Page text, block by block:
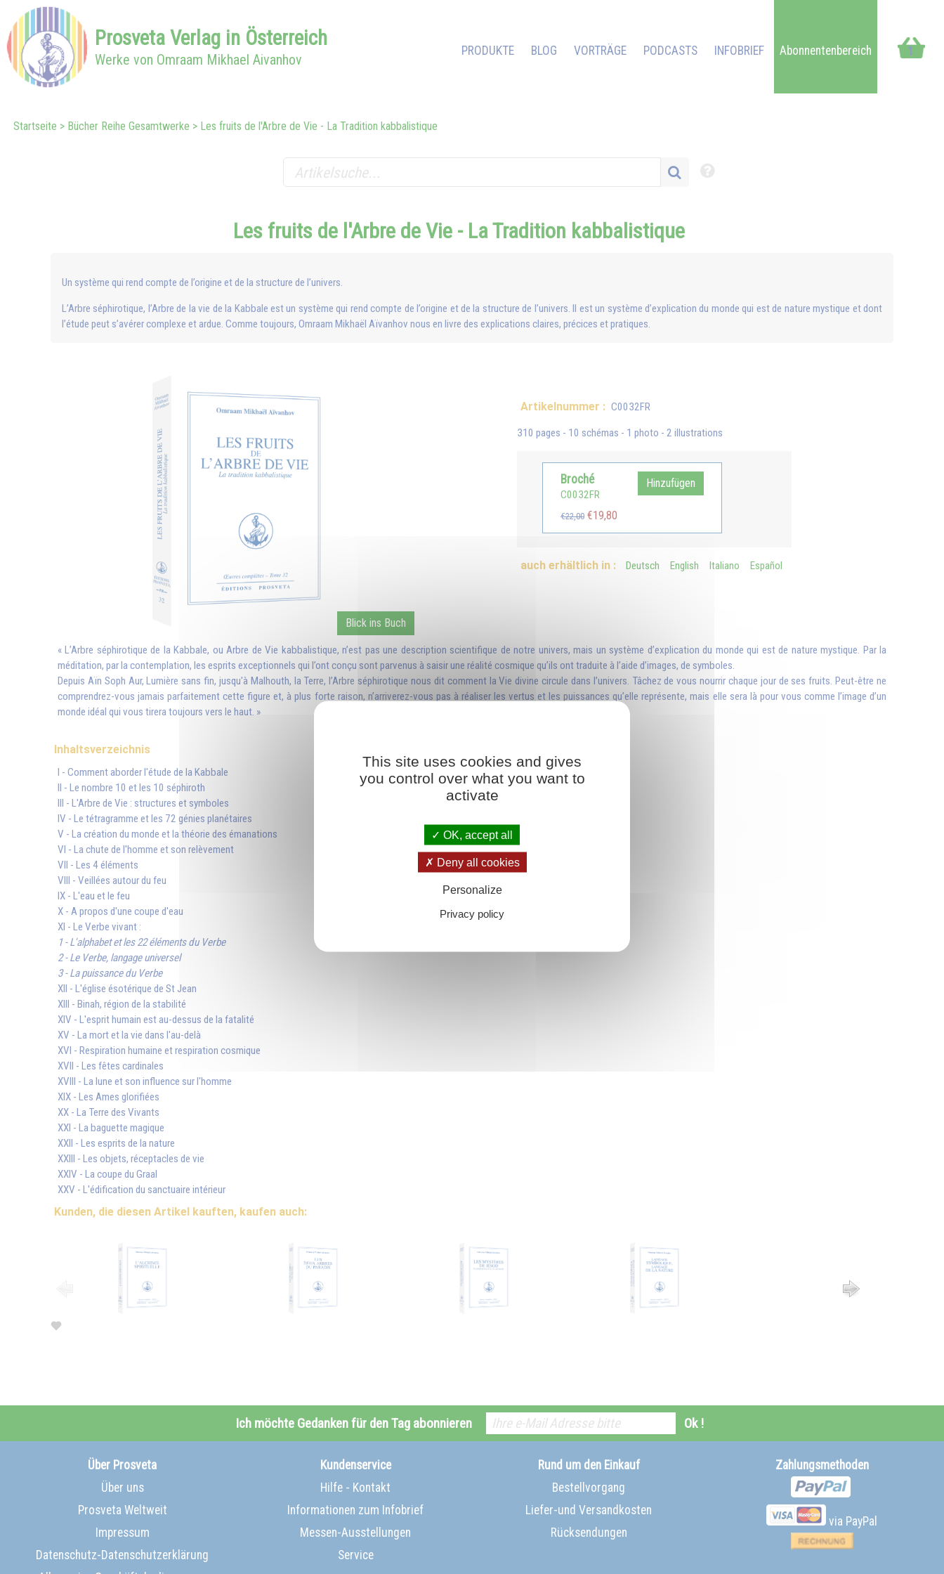
Prosveta Verlag in Österreich
Werke von Omraam Mikhael Aivanhov
PRODUKTE BLOG VORTRÄGE PODCASTS INFOBRIEF 1
Abonnentenbereich
Startseite Bücher Reihe Gesamtwerke Les fruits de l'Arbre de Vie - La Tradition kabbalistique
Les fruits de l'Arbre de Vie - La Tradition kabbalistique
Un système qui rend compte de l’origine et de la structure de l’univers.
L’Arbre séphirotique, l’Arbre de la vie de la Kabbale est un système qui rend compte de l’origine et de la structure de l’univers. Il est un système d’explication du monde qui est de nature mystique et dont
l’étude peut s’avérer complexe et ardue. Comme toujours, Omraam Mikhaël Aïvanhov nous en livre des explications claires, précices et pratiques.
Blick ins Buch
Artikelnummer : C0032FR
310 pages - 10 schémas - 1 photo - 2 illustrations
Broché
C0032FR
€22,00€19,80
Hinzufügen
auch erhältlich in : Deutsch English Italiano Español
« L’Arbre séphirotique de la Kabbale, ou Arbre de Vie kabbalistique, n’est pas une description scientifique de notre univers, mais un système d’explication du monde qui est de nature mystique. Par la
méditation, par la contemplation, les esprits exceptionnels qui l’ont conçu sont parvenus à saisir une réalité cosmique qu’ils ont traduite à l’aide d’images, de symboles.
Depuis Aïn Soph Aur, Lumière sans fin, jusqu'à Malhouth, la Terre, l’Arbre séphirotique nous dit comment la Vie divine circule dans l’univers. Tâchez de vous nourrir chaque jour de ses fruits. Peut-être ne
comprendrez-vous jamais parfaitement cette figure et, à plus forte raison, n’arriverez-vous pas à réaliser les vertus et les puissances qu’elle représente, mais elle sera là pour vous comme l’image d’un
monde idéal qui vous tirera toujours vers le haut. »
Inhaltsverzeichnis
I - Comment aborder l'étude de la Kabbale
II - Le nombre 10 et les 10 séphiroth
III - L'Arbre de Vie : structures et symboles
IV - Le tétragramme et les 72 génies planétaires
V - La création du monde et la théorie des émanations
VI - La chute de l'homme et son relèvement
VII - Les 4 éléments
VIII - Veillées autour du feu
IX - L'eau et le feu
X - A propos d'une coupe d'eau
XI - Le Verbe vivant :
1 - L'alphabet et les 22 éléments du Verbe
2 - Le Verbe, langage universel
3 - La puissance du Verbe
XII - L'église ésotérique de St Jean
XIII - Binah, région de la stabilité
XIV - L'esprit humain est au-dessus de la fatalité
XV - La mort et la vie dans l'au-delà
XVI - Respiration humaine et respiration cosmique
XVII - Les fêtes cardinales
XVIII - La lune et son influence sur l'homme
XIX - Les Ames glorifiées
XX - La Terre des Vivants
XXI - La baguette magique
XXII - Les esprits de la nature
XXIII - Les objets, réceptacles de vie
XXIV - La coupe du Graal
XXV - L'édification du sanctuaire intérieur
Kunden, die diesen Artikel kauften, kaufen auch:
Ich möchte Gedanken für den Tag abonnieren Ok !
Über Prosveta
Über uns
Prosveta Weltweit
Impressum
Datenschutz-Datenschutzerklärung
Kundenservice
Hilfe - Kontakt
Informationen zum Infobrief
Messen-Ausstellungen
Service
Rund um den Einkauf
Bestellvorgang
Liefer-und Versandkosten
Rücksendungen
Zahlungsmethoden
via PayPal
This site uses cookies and gives
you control over what you want to
activate
OK, accept all
Deny all cookies
Personalize
Privacy policy